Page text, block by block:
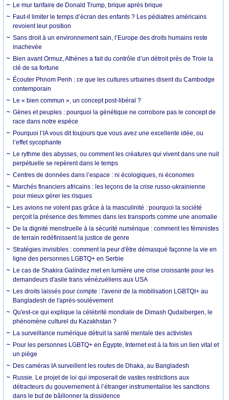
Le mur tarifaire de Donald Trump, brique après brique
Faut-il limiter le temps d’écran des enfants ? Les pédiatres américains
revoient leur position
Sans droit à un environnement sain, l’Europe des droits humains reste
inachevée
Bien avant Ormuz, Athènes a fait du contrôle d’un détroit près de Troie la
clé de sa fortune
Écouter Phnom Penh : ce que les cultures urbaines disent du Cambodge
contemporain
Le « bien commun », un concept post-libéral ?
Gènes et peuples : pourquoi la génétique ne corrobore pas le concept de
race dans notre espèce
Pourquoi l’IA vous dit toujours que vous avez une excellente idée, ou
l’effet sycophante
Le rythme des abysses, ou comment les créatures qui vivent dans une nuit
perpétuelle se repèrent dans le temps
Centres de données dans l’espace : ni écologiques, ni économes
Marchés financiers africains : les leçons de la crise russo-ukrainienne
pour mieux gérer les risques
Les avions ne volent pas grâce à la masculinité : pourquoi la société
perçoit la présence des femmes dans les transports comme une anomalie
De la dignité menstruelle à la sécurité numérique : comment les féministes
de terrain redéfinissent la justice de genre
Stratégies invisibles : comment la peur d'être démasqué façonne la vie en
ligne des personnes LGBTQ+ en Serbie
Le cas de Shakira Galíndez met en lumière une crise croissante pour les
demandeurs d'asile trans vénézuéliens aux USA
Les droits laissés pour compte : l'avenir de la mobilisation LGBTQI+ au
Bangladesh de l'après-soulèvement
Qu'est-ce qui explique la célébrité mondiale de Dimash Qudaibergen, le
phénomène culturel du Kazakhstan ?
La surveillance numérique détruit la santé mentale des activistes
Pour les personnes LGBTQ+ en Égypte, Internet est à la fois un lien vital et
un piège
Des caméras IA surveillent les routes de Dhaka, au Bangladesh
Russie. Le projet de loi qui imposerait de vastes restrictions aux
détracteurs du gouvernement à l’étranger instrumentalise les sanctions
dans le but de bâillonner la dissidence